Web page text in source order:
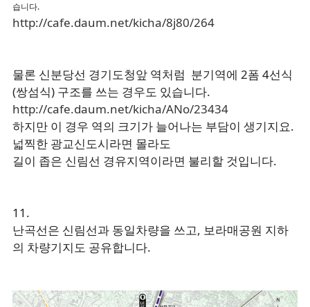
습니다.
http://cafe.daum.net/kicha/8j80/264
물론 신분당선 경기도청앞 역처럼 분기역에 2폼 4선식
(쌍섬식) 구조를 쓰는 경우도 있습니다.
http://cafe.daum.net/kicha/ANo/23434
하지만 이 경우 역의 크기가 늘어나는 부담이 생기지요.
넓찍한 광교신도시라면 몰라도
길이 좁은 신림선 경유지역이라면 불리할 것입니다.
11.
난곡선은 신림선과 동일차량을 쓰고, 보라매공원 지하
의 차량기지도 공유합니다.